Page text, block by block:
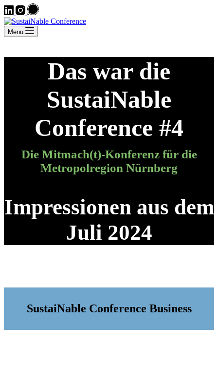
Menu
Das war die
SustaiNable
Conference #4
Die Mitmach(t)-Konferenz für die
Metropolregion Nürnberg
Impressionen aus dem
Juli 2024
SustaiNable Conference Business